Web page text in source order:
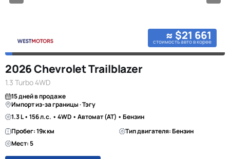
≈ $21 661
стоимость авто в корее
2026 Chevrolet Trailblazer
1.3 Turbo 4WD
15 дней в продаже
Импорт из-за границы · Тэгу
1.3 L • 156 л.с. • 4WD • Автомат (AT) • Бензин
Пробег: 19к км
Тип двигателя: Бензин
Мест: 5